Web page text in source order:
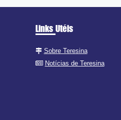
Links Utéis
Sobre Teresina
Notícias de Teresina